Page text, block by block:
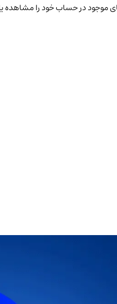
موجود در حساب خود را مشاهده